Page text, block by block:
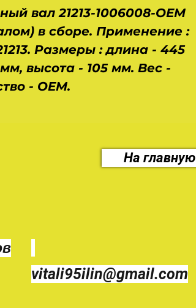
вал 21213-1006008-OEM
в сборе. Применение :
Размеры : длина - 445
высота - 105 мм. Вес -
- OEM.
На главную
vitali95ilin@gmail.com